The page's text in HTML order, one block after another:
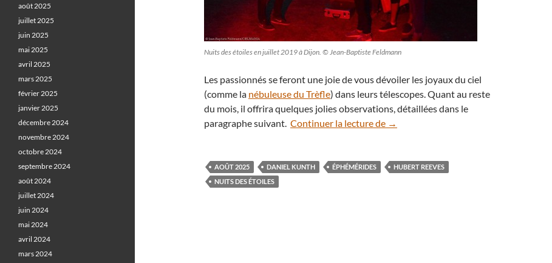
Nuits des étoiles en juillet 2019 à Dijon. © Jean-Baptiste Feldmann
Les passionnés se feront une joie de vous dévoiler les joyaux du ciel
(comme la nébuleuse du Trèfle) dans leurs télescopes. Quant au reste
du mois, il offrira quelques jolies observations, détaillées dans le
paragraphe suivant. Continuer la lecture de Éphémérides : le ciel du mois d’août 2025
→
AOÛT 2025 DANIEL KUNTH ÉPHÉMÉRIDES
HUBERT REEVES
NUITS DES ÉTOILES
août 2025
juillet 2025
juin 2025
mai 2025
avril 2025
mars 2025
février 2025
janvier 2025
décembre 2024
novembre 2024
octobre 2024
septembre 2024
août 2024
juillet 2024
juin 2024
mai 2024
avril 2024
mars 2024